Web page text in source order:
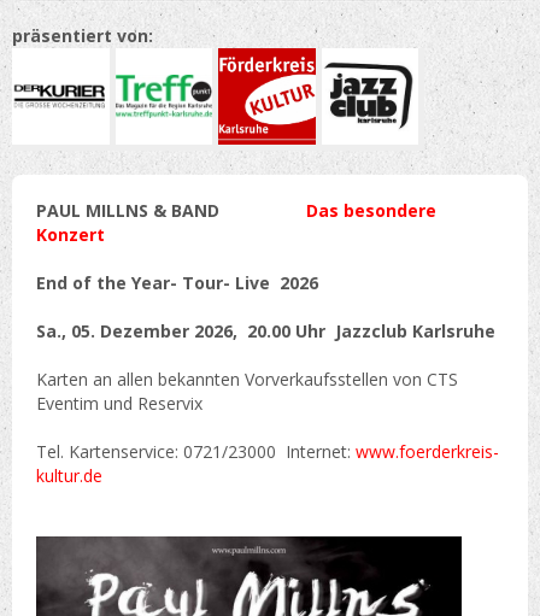
präsentiert von:
PAUL MILLNS & BAND
Das besondere
Konzert
End of the Year- Tour- Live 2026
Sa., 05. Dezember 2026, 20.00 Uhr Jazzclub Karlsruhe
Karten an allen bekannten Vorverkaufsstellen von CTS
Eventim und Reservix
Tel. Kartenservice: 0721/23000 Internet: www.foerderkreis-
kultur.de